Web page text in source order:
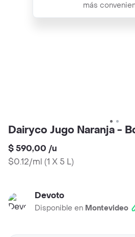
más
Dairyco Jugo Naranja -
$ 590,00 /u
$0.12/ml (1 X 5 L)
Devoto
Disponible en Montevideo